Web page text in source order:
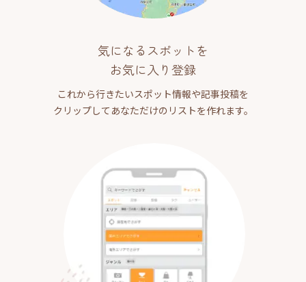
気になるスポットを
お気に入り登録
これから行きたいスポット情報や記事投稿を
クリップしてあなただけのリストを作れます。